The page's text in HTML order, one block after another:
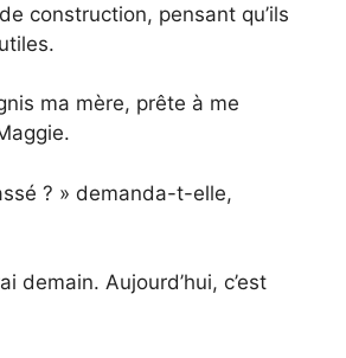
construction, pensant qu’ils
ma mère, prête à me
? » demanda-t-elle,
demain. Aujourd’hui, c’est